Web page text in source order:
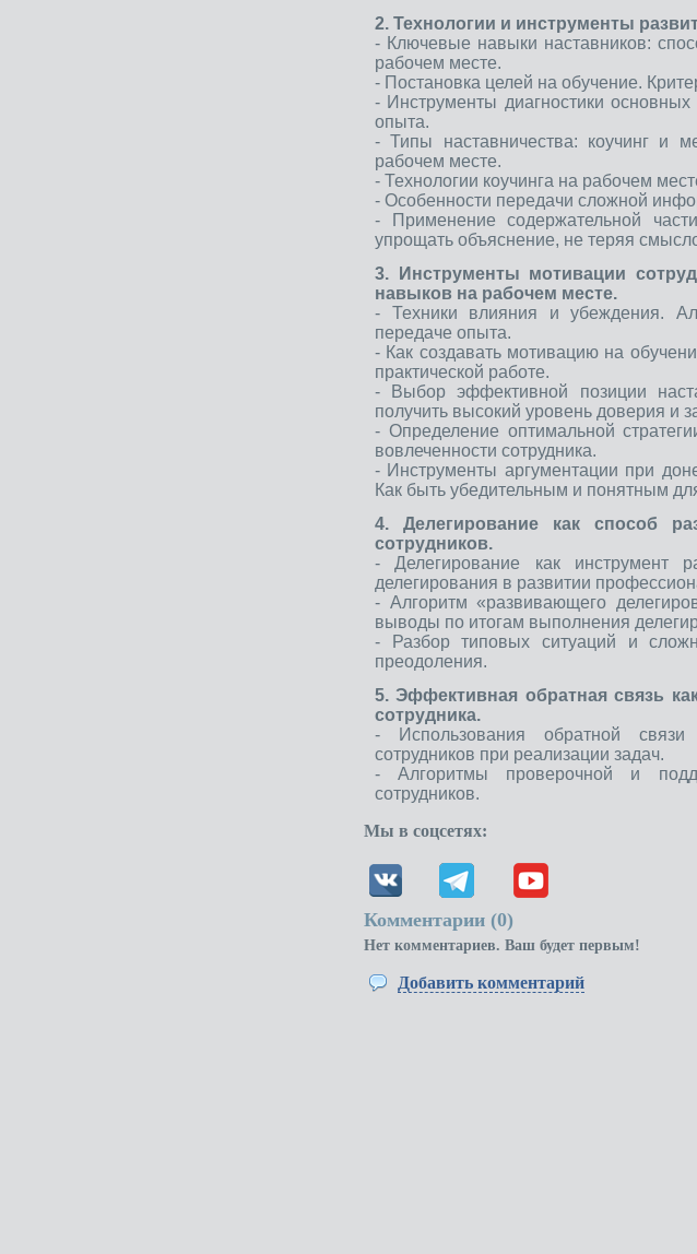
2. Технологии и инструменты
- Ключевые навыки наставников:
рабочем месте.
- Постановка целей на обучение.
- Инструменты диагностики
опыта.
- Типы наставничества: коучинг и
рабочем месте.
- Технологии коучинга на рабочем
- Особенности передачи сложной
- Применение содержательной
упрощать объяснение, не теряя
3. Инструменты мотивации
навыков на рабочем месте.
- Техники влияния и убеждения.
передаче опыта.
- Как создавать мотивацию на
практической работе.
- Выбор эффективной позиции
получить высокий уровень доверия и
- Определение оптимальной
вовлеченности сотрудника.
- Инструменты аргументации при
Как быть убедительным и понятным
4. Делегирование как способ
сотрудников.
- Делегирование как инструмент
делегирования в развитии
- Алгоритм «развивающего
выводы по итогам выполнения
- Разбор типовых ситуаций и
преодоления.
5. Эффективная обратная связь
сотрудника.
- Использования обратной
сотрудников при реализации задач.
- Алгоритмы проверочной и
сотрудников.
Мы в соцсетях:
Комментарии (0)
Нет комментариев. Ваш будет первым!
Добавить комментарий